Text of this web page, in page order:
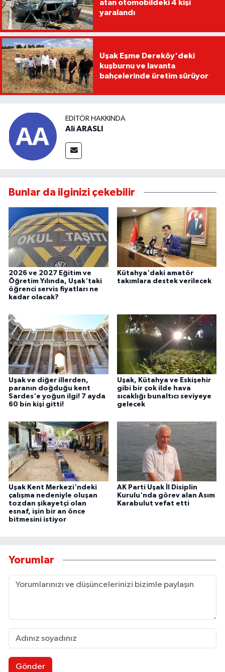
atan otomobildeki 4 kişi
yaralandı
Uşak Eşme Dereköy'deki
kuşburnu ve lavanta
bahçelerinde üretim sürüyor
EDITÖR HAKKINDA
Ali ARASLI
Bunlar da ilginizi çekebilir
2026 ve 2027 Eğitim ve
Öğretim Yılında, Uşak'taki
öğrenci servis fiyatları ne
kadar olacak?
Kütahya'daki amatör
takımlara destek verilecek
Uşak ve diğer illerden,
paranın doğduğu kent
Sardes'e yoğun ilgi! 7 ayda
60 bin kişi gitti!
Uşak, Kütahya ve Eskişehir
gibi bir çok ilde hava
sıcaklığı bunaltıcı seviyeye
gelecek
Uşak Kent Merkezi'ndeki
çalışma nedeniyle oluşan
tozdan şikayetçi olan
esnaf, işin bir an önce
bitmesini istiyor
AK Parti Uşak İl Disiplin
Kurulu'nda görev alan Asım
Karabulut vefat etti
Yorumlar
Gönder